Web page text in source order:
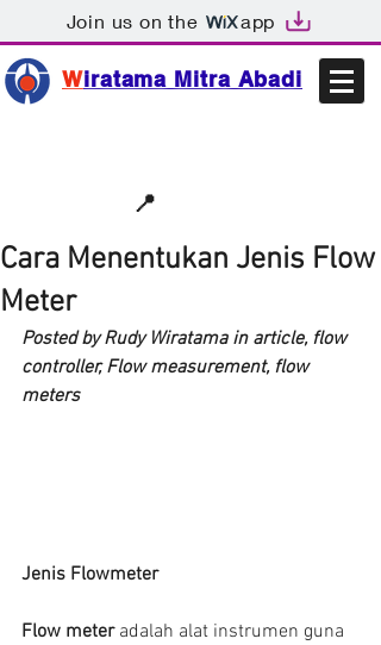
Join us on the app
Wiratama Mitra Abadi
📍
Cara Menentukan Jenis Flow
Meter
Posted by Rudy Wiratama in article, flow
controller, Flow measurement, flow
meters
Jenis Flowmeter
Flow meter adalah alat instrumen guna